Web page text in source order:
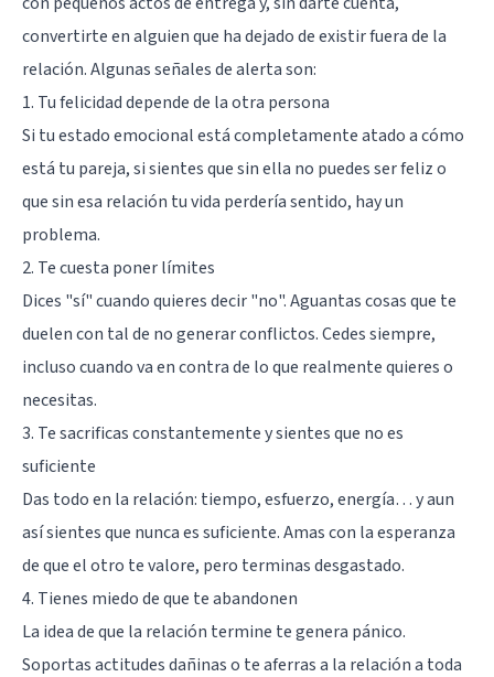
convertirte en alguien que ha dejado de existir fuera de la
relación. Algunas señales de alerta son:
1. Tu felicidad depende de la otra persona
Si tu estado emocional está completamente atado a cómo
está tu pareja, si sientes que sin ella no puedes ser feliz o
que sin esa relación tu vida perdería sentido, hay un
problema.
2. Te cuesta poner límites
Dices "sí" cuando quieres decir "no". Aguantas cosas que te
duelen con tal de no generar conflictos. Cedes siempre,
incluso cuando va en contra de lo que realmente quieres o
necesitas.
3. Te sacrificas constantemente y sientes que no es
suficiente
Das todo en la relación: tiempo, esfuerzo, energía… y aun
así sientes que nunca es suficiente. Amas con la esperanza
de que el otro te valore, pero terminas desgastado.
4. Tienes miedo de que te abandonen
La idea de que la relación termine te genera pánico.
Soportas actitudes dañinas o te aferras a la relación a toda